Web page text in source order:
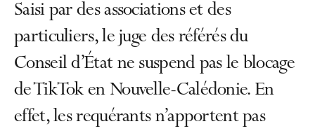
Saisi par des associations et des
particuliers, le juge des référés du
Conseil d’État ne suspend pas le blocage
de TikTok en Nouvelle-Calédonie. En
effet, les requérants n’apportent pas